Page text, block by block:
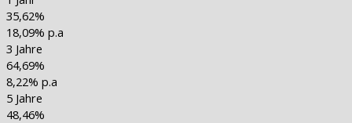
35,62%
18,09% p.a
3 Jahre
64,69%
8,22% p.a
5 Jahre
48,46%